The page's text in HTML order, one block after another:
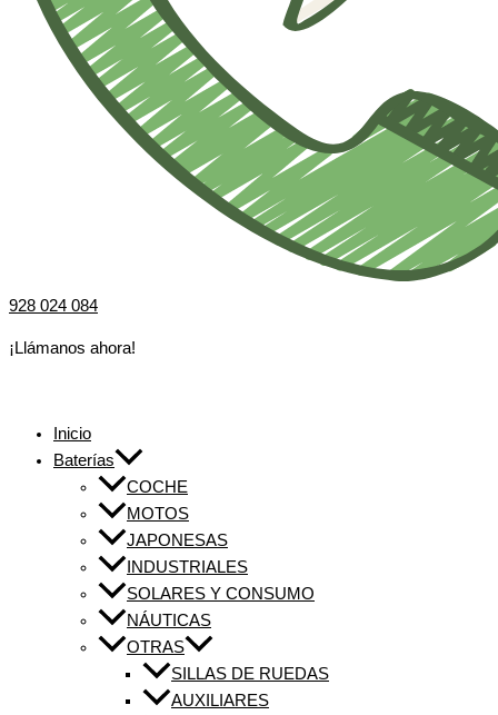
928 024 084
¡Llámanos ahora!
Inicio
Baterías
COCHE
MOTOS
JAPONESAS
INDUSTRIALES
SOLARES Y CONSUMO
NÁUTICAS
OTRAS
SILLAS DE RUEDAS
AUXILIARES